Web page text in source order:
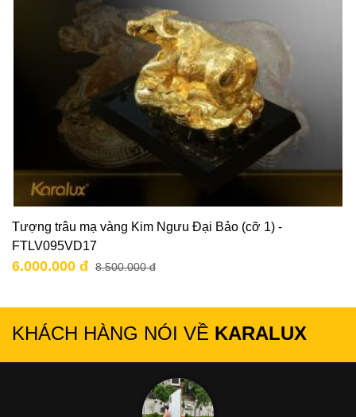
Tượng trâu mạ vàng Kim Ngưu Đại Bảo (cỡ 1) -
FTLV095VD17
6.000.000 đ 8.500.000 đ
KHÁCH HÀNG NÓI VỀ KARALUX